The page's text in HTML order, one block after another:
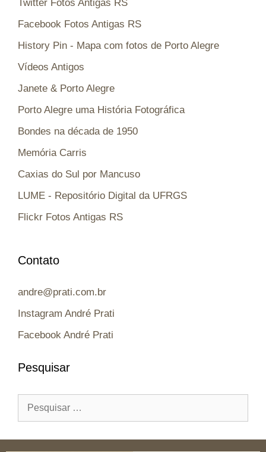
Twitter Fotos Antigas RS
Facebook Fotos Antigas RS
History Pin - Mapa com fotos de Porto Alegre
Vídeos Antigos
Janete & Porto Alegre
Porto Alegre uma História Fotográfica
Bondes na década de 1950
Memória Carris
Caxias do Sul por Mancuso
LUME - Repositório Digital da UFRGS
Flickr Fotos Antigas RS
Contato
andre@prati.com.br
Instagram André Prati
Facebook André Prati
Pesquisar
Pesquisar
por: